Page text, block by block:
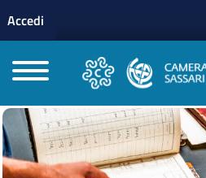
profilo utente
Accedi